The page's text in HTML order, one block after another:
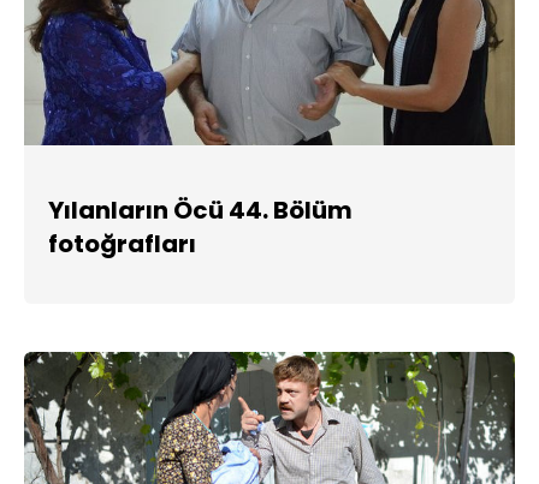
Yılanların Öcü 44. Bölüm
fotoğrafları